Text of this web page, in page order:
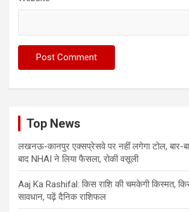
Top News
लखनऊ-कानपुर एक्सप्रेसवे पर नहीं लगेगा टोल,
बाद NHAI ने लिया फैसला, रोकी वसूली
Aaj Ka Rashifal: किस राशि की चमकेगी किस्मत, किसे
सावधान, पढ़ें दैनिक राशिफल